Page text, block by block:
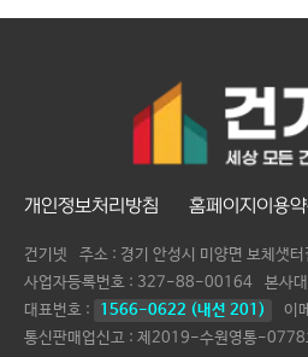
개인정보처리방침 홈페이지이용
건기넷
주소 : 경기 안성시 미양면 보체샛
사업자등록번호 : 327-88-00164 본사
대표번호 :
1566-0622 (내선 201)
이
통신판매업신고 : 제2019-수원영통-0778